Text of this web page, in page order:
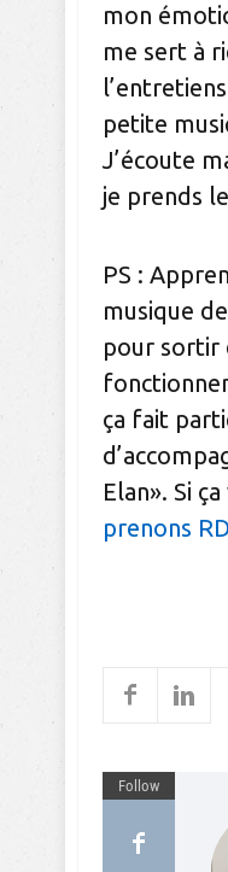
mon
me sert à
petite
J’écoute
je prends
PS :
musique
pour sortir
ça fait
Elan». Si
prenons
Follow